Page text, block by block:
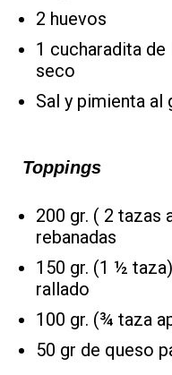
2 huevos
1 cucharadita
seco
Sal y pimienta al
Toppings
200 gr. ( 2 tazas
rebanadas
150 gr. (1 ½
rallado
100 gr. (¾ taza
50 gr de queso